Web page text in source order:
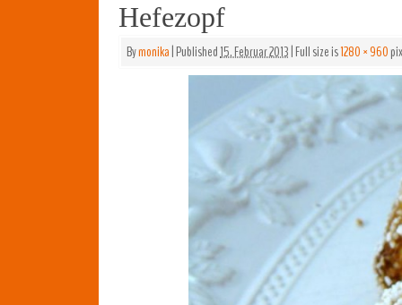
Hefezopf
Bymonika|Published15. Februar 2013|Full size is1280 × 960